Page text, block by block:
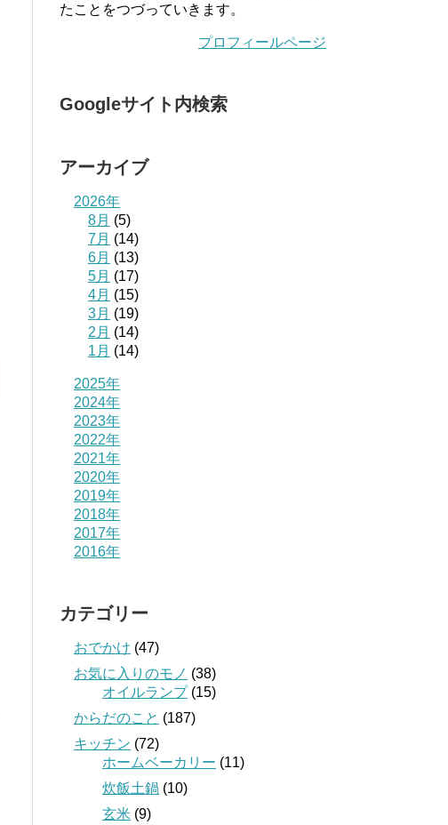
たことをつづっていきます。
プロフィールページ
Googleサイト内検索
アーカイブ
2026年
8月 (5)
7月 (14)
6月 (13)
5月 (17)
4月 (15)
3月 (19)
2月 (14)
1月 (14)
2025年
2024年
2023年
2022年
2021年
2020年
2019年
2018年
2017年
2016年
カテゴリー
おでかけ (47)
お気に入りのモノ (38)
オイルランプ(15)
からだのこと (187)
キッチン (72)
ホームベーカリー (11)
炊飯土鍋 (10)
玄米 (9)